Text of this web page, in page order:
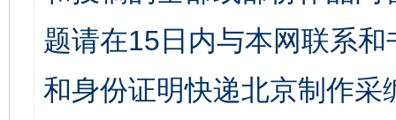
题请在15日内与本网联系
和身份证明快递北京制作